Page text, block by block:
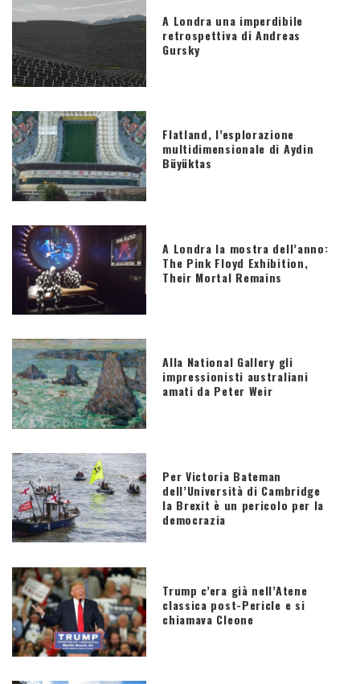
A Londra una imperdibile
retrospettiva di Andreas
Gursky
Flatland, l’esplorazione
multidimensionale di Aydin
Büyüktas
A Londra la mostra dell’anno:
The Pink Floyd Exhibition,
Their Mortal Remains
Alla National Gallery gli
impressionisti australiani
amati da Peter Weir
Per Victoria Bateman
dell’Università di Cambridge
la Brexit è un pericolo per la
democrazia
Trump c’era già nell’Atene
classica post-Pericle e si
chiamava Cleone